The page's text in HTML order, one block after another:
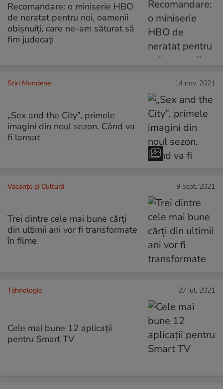
Recomandare: o miniserie HBO
de neratat pentru noi, oamenii
obișnuiți, care ne-am săturat să
fim judecați
Stiri Mondene 14 nov. 2021
„Sex and the City”, primele
imagini din noul sezon. Când va
fi lansat
Vacanțe și Cultură 9 sept. 2021
Trei dintre cele mai bune cărți
din ultimii ani vor fi transformate
în filme
Tehnologie 27 iul. 2021
Cele mai bune 12 aplicații
pentru Smart TV